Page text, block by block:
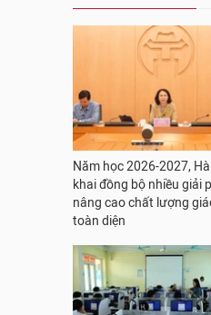
Năm học 2026-2027,
khai đồng bộ nhiều giải
nâng cao chất lượng
toàn diện